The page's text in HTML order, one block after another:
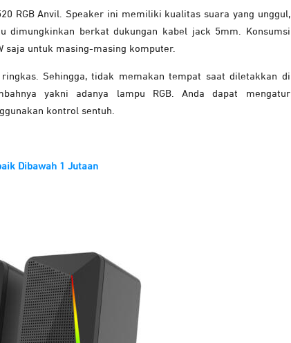
RGB Anvil. Speaker ini memiliki kualitas suara yang unggul,
dimungkinkan berkat dukungan kabel jack 5mm. Konsumsi
saja untuk masing-masing komputer.
Sehingga, tidak memakan tempat saat diletakkan di
yakni adanya lampu RGB. Anda dapat mengatur
kontrol sentuh.
Dibawah 1 Jutaan